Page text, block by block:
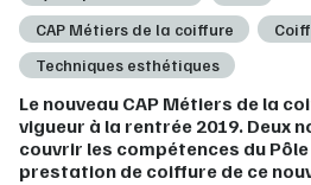
CAP Métiers de la coiffure
Techniques esthétiques
Le nouveau CAP Métiers de la
vigueur à la rentrée 2019. Deux
couvrir les compétences du
prestation de coiffure de ce